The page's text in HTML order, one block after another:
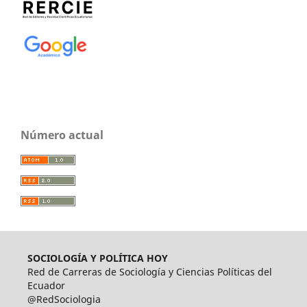
Número actual
SOCIOLOGÍA Y POLÍTICA HOY
Red de Carreras de Sociología y Ciencias Políticas del
Ecuador
@RedSociologia